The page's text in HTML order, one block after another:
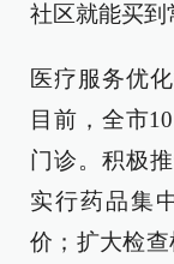
社区就能买到
医疗服务优
目前，全市
门诊。积极
实行药品集
价；扩大检